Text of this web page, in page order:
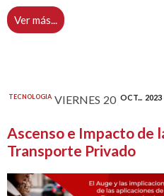
Ver más...
TECNOLOGIA VIERNES 20 OCT... 2023
Ascenso e Impacto de
Transporte Privado